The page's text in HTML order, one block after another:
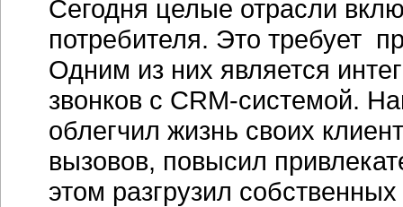
Сегодня целые отрасли
потребителя. Это требует
Одним из них является
звонков с CRM-системой.
облегчил жизнь своих
вызовов, повысил
этом разгрузил